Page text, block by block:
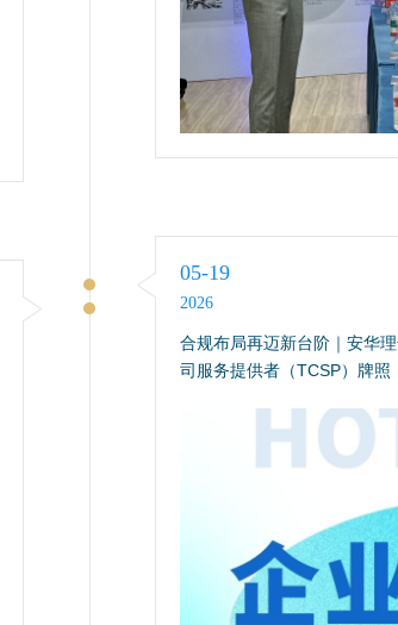
05-19
2026
合规布局再迈新台阶｜安华
司服务提供者（TCSP）牌照